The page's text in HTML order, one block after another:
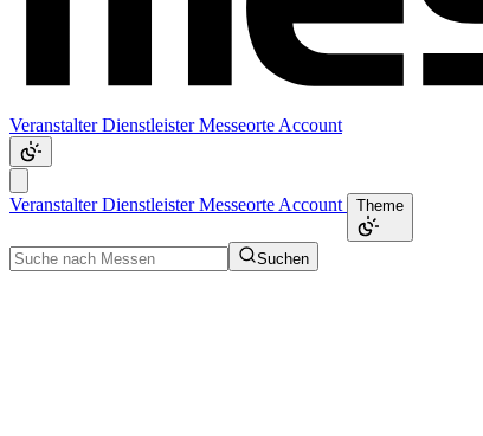
VeranstalterDienstleisterMesseorte Account
VeranstalterDienstleisterMesseorte Account Theme
Suchen